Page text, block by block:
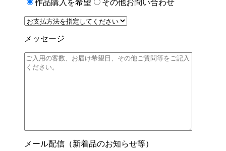
作品購入を希望 その他お問い合わせ
メッセージ
メール配信（新着品のお知らせ等）